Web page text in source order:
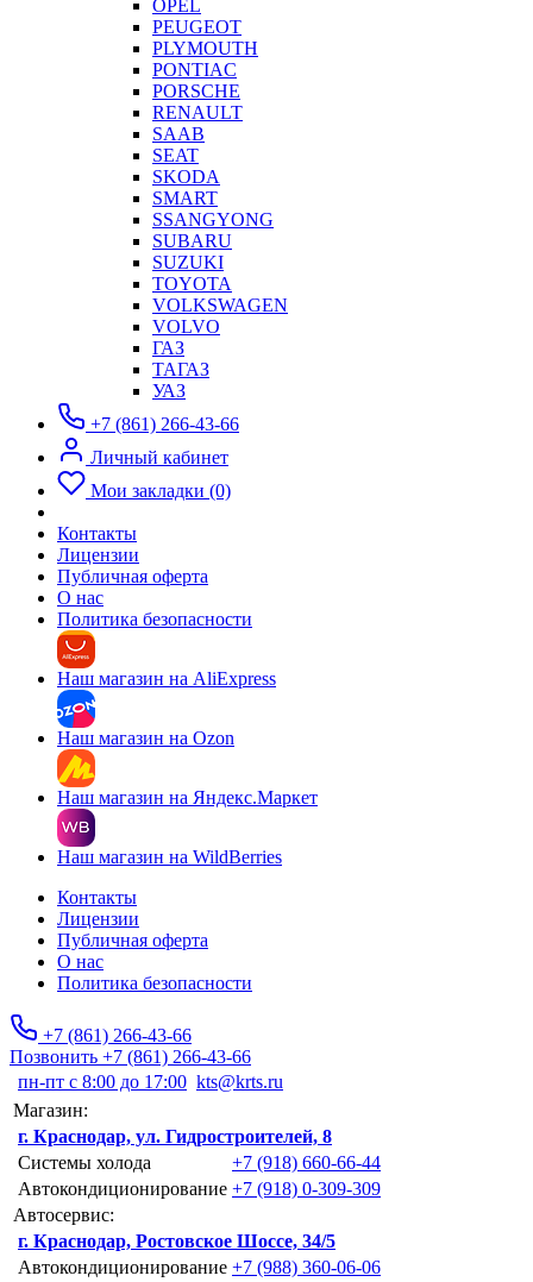
OPEL
PEUGEOT
PLYMOUTH
PONTIAC
PORSCHE
RENAULT
SAAB
SEAT
SKODA
SMART
SSANGYONG
SUBARU
SUZUKI
TOYOTA
VOLKSWAGEN
VOLVO
ГАЗ
ТАГАЗ
УАЗ
+7 (861) 266-43-66
Личный кабинет
Мои закладки (0)
Контакты
Лицензии
Публичная оферта
О нас
Политика безопасности
Наш магазин на AliExpress
Наш магазин на Ozon
Наш магазин на Яндекс.Маркет
Наш магазин на WildBerries
Контакты
Лицензии
Публичная оферта
О нас
Политика безопасности
+7 (861) 266-43-66
Позвонить +7 (861) 266-43-66
пн-пт с 8:00 до 17:00 kts@krts.ru
Магазин:
г. Краснодар, ул. Гидростроителей, 8
Системы холода
+7 (918) 660-66-44
Автокондиционирование +7 (918) 0-309-309
Автосервис:
г. Краснодар, Ростовское Шоссе, 34/5
Автокондиционирование +7 (988) 360-06-06